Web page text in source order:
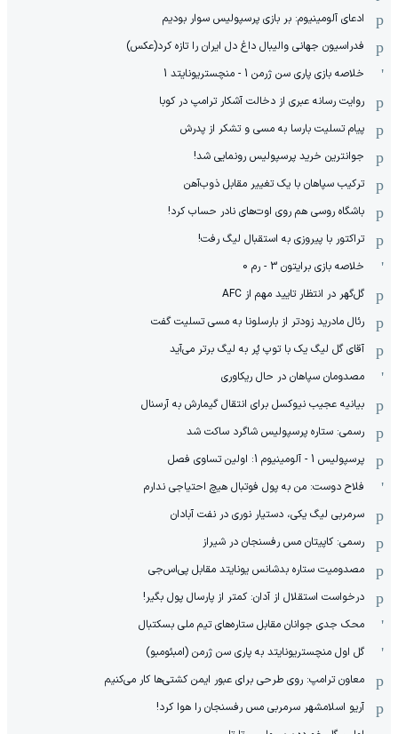
ادعای آلومینیوم: بر بازی پرسپولیس سوار بودیم
فدراسیون جهانی والیبال داغ دل ایران را تازه کرد(عکس)
خلاصه بازی پاری سن ژرمن 1 - منچستریونایتد 1
روایت رسانه عبری از دخالت آشکار ترامپ در کوبا
پیام تسلیت بارسا به مسی و تشکر از پدرش
جوانترین خرید پرسپولیس رونمایی شد!
ترکیب سپاهان با یک تغییر مقابل ذوب‌آهن
باشگاه روسی هم روی اوت‌های نادر حساب کرد!
تراکتور با پیروزی به استقبال لیگ رفت!
خلاصه بازی برایتون 3 - رم 0
گل‌گهر در انتظار تایید مهم از ‌AFC
رئال مادرید زودتر از بارسلونا به مسی تسلیت گفت
آقای گل لیگ یک با توپ پُر به لیگ برتر می‌آید
مصدومان سپاهان در حال ریکاوری
بیانیه عجیب نیوکسل برای انتقال گیمارش به آرسنال
رسمی: ستاره پرسپولیس شاگرد ساکت شد
پرسپولیس 1 - آلومینیوم 1: اولین تساوی فصل
فلاح دوست: من به پول فوتبال هیچ احتیاجی ندارم
سرمربی لیگ یکی، دستیار نوری در نفت آبادان
رسمی: کاپیتان مس رفسنجان در شیراز
مصدومیت ستاره بدشانس یونایتد مقابل پی‌اس‌جی
درخواست استقلال از آدان: کمتر از پارسال پول بگیر!
محک جدی ‌جوانان مقابل ستاره‌های تیم ملی بسکتبال
گل اول منچستریونایتد به پاری سن ژرمن (امبئومبو)
معاون ترامپ: روی طرحی برای عبور ایمن کشتی‌ها کار می‌کنیم
آریو اسلامشهر سرمربی مس رفسنجان را هوا کرد!